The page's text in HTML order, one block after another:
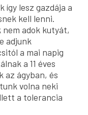
így lesz gazdája a
kell lenni.
nem adok kutyát,
adjunk
a mai napig
a 11 éves
az ágyban, és
volna neki
a tolerancia